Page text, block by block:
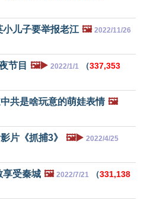
儿子要举报老江 🖼️ 2022/11/26
节目 🖼️▶️ 2022/1/1 （337,353
共是啥玩意的萌娃表情 🖼️
片《抓捕3》 🖼️▶️ 2022/4/25
享受秦城 🖼️ 2022/7/21 （331,138